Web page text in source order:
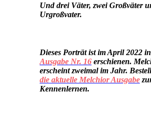
Und drei Väter, zwei Großväter
Urgroßvater.
Dieses Porträt ist im April 2022
Ausgabe Nr. 16 erschienen.
erscheint zweimal im Jahr.
die aktuelle Melchior Ausgabe
Kennenlernen.